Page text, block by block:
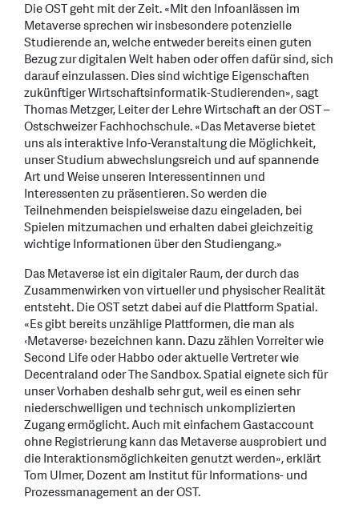
Die OST geht mit der Zeit. «Mit den Infoanlässen im
Metaverse sprechen wir insbesondere potenzielle
Studierende an, welche entweder bereits einen guten
Bezug zur digitalen Welt haben oder offen dafür sind, sich
darauf einzulassen. Dies sind wichtige Eigenschaften
zukünftiger Wirtschaftsinformatik-Studierenden», sagt
Thomas Metzger, Leiter der Lehre Wirtschaft an der OST –
Ostschweizer Fachhochschule. «Das Metaverse bietet
uns als interaktive Info-Veranstaltung die Möglichkeit,
unser Studium abwechslungsreich und auf spannende
Art und Weise unseren Interessentinnen und
Interessenten zu präsentieren. So werden die
Teilnehmenden beispielsweise dazu eingeladen, bei
Spielen mitzumachen und erhalten dabei gleichzeitig
wichtige Informationen über den Studiengang.»
Das Metaverse ist ein digitaler Raum, der durch das
Zusammenwirken von virtueller und physischer Realität
entsteht. Die OST setzt dabei auf die Plattform Spatial.
«Es gibt bereits unzählige Plattformen, die man als
‹Metaverse› bezeichnen kann. Dazu zählen Vorreiter wie
Second Life oder Habbo oder aktuelle Vertreter wie
Decentraland oder The Sandbox. Spatial eignete sich für
unser Vorhaben deshalb sehr gut, weil es einen sehr
niederschwelligen und technisch unkomplizierten
Zugang ermöglicht. Auch mit einfachem Gastaccount
ohne Registrierung kann das Metaverse ausprobiert und
die Interaktionsmöglichkeiten genutzt werden», erklärt
Tom Ulmer, Dozent am Institut für Informations- und
Prozessmanagement an der OST.